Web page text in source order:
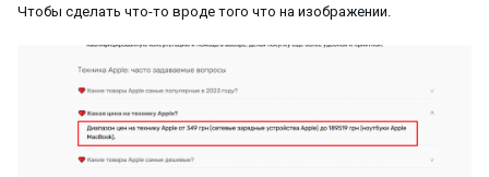
Чтобы сделать что-то вроде того что на изображении.